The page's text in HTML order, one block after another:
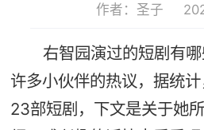
作者：圣子
右智园演过的短剧有
许多小伙伴的热议，据统
23部短剧，下文是关于她